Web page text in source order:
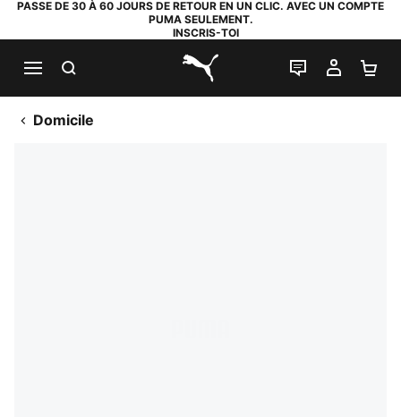
PASSE DE 30 À 60 JOURS DE RETOUR EN UN CLIC. AVEC UN COMPTE
PUMA SEULEMENT.
INSCRIS-TOI
PUMA.com
LIVE CHAT
MON
Domicile